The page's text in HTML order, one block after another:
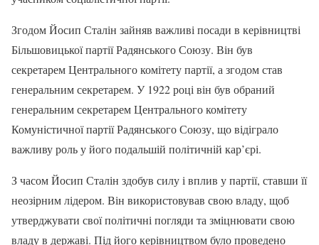
Згодом Йосип Сталін зайняв важливі посади в керівництві
Більшовицької партії Радянського Союзу. Він був
секретарем Центрального комітету партії, а згодом став
генеральним секретарем. У 1922 році він був обраний
генеральним секретарем Центрального комітету
Комуністичної партії Радянського Союзу, що відіграло
важливу роль у його подальшій політичній кар’єрі.
З часом Йосип Сталін здобув силу і вплив у партії, ставши її
неозірним лідером. Він використовував свою владу, щоб
утверджувати свої політичні погляди та зміцнювати свою
владу в державі. Під його керівництвом було проведено